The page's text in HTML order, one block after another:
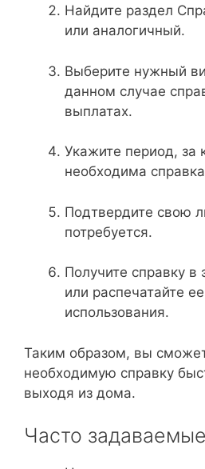
Найдите раздел
или аналогичный.
Выберите нужный
данном случае
выплатах.
Укажите период, за
необходима
Подтвердите свою
потребуется.
Получите справку в
или распечатайте
использования.
Таким образом, вы
необходимую справку
выходя из дома.
Часто